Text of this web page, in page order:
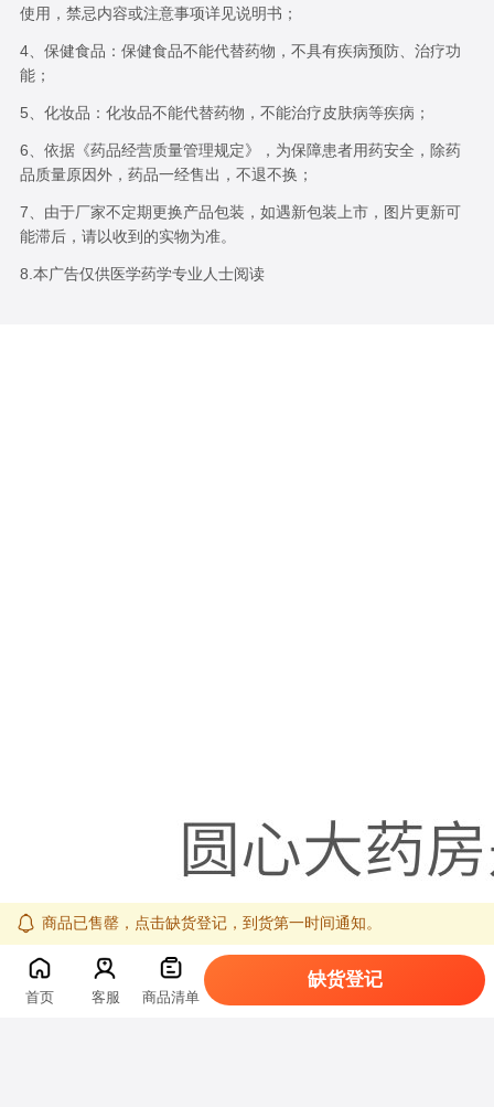
使用，禁忌内容或注意事项详见说明书；
4、保健食品：保健食品不能代替药物，不具有疾病预防、治疗功
能；
5、化妆品：化妆品不能代替药物，不能治疗皮肤病等疾病；
6、依据《药品经营质量管理规定》，为保障患者用药安全，除药
品质量原因外，药品一经售出，不退不换；
7、由于厂家不定期更换产品包装，如遇新包装上市，图片更新可
能滞后，请以收到的实物为准。
8.本广告仅供医学药学专业人士阅读
商品已售罄，点击缺货登记，到货第一时间通知。
首页 客服 商品清单
缺货登记